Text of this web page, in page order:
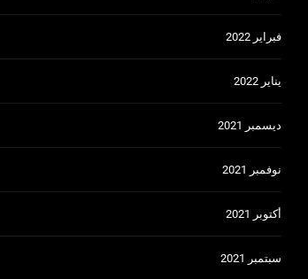
فبراير 2022
يناير 2022
ديسمبر 2021
نوفمبر 2021
أكتوبر 2021
سبتمبر 2021